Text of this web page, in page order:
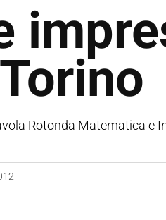
Rotonda Matematica e